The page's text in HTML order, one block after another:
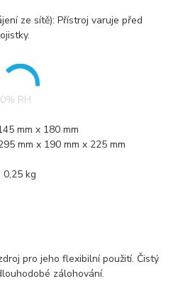
ze sítě): Přístroj varuje před
RH
mm x 180 mm
mm x 190 mm x 225 mm
kg
pro jeho flexibilní použití. Čistý
zálohování.